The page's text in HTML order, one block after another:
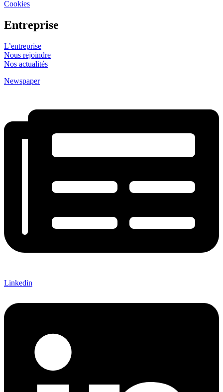
Cookies
Entreprise
L’entreprise
Nous rejoindre
Nos actualités
Newspaper
Linkedin